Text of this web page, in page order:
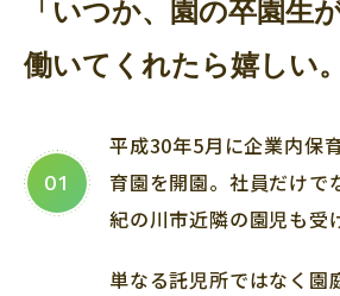
「いつか、園の卒園生
働いてくれたら嬉しい。
01
平成30年5月に企業内保
育園を開園。社員だけで
紀の川市近隣の園児も受
単なる託児所ではなく園